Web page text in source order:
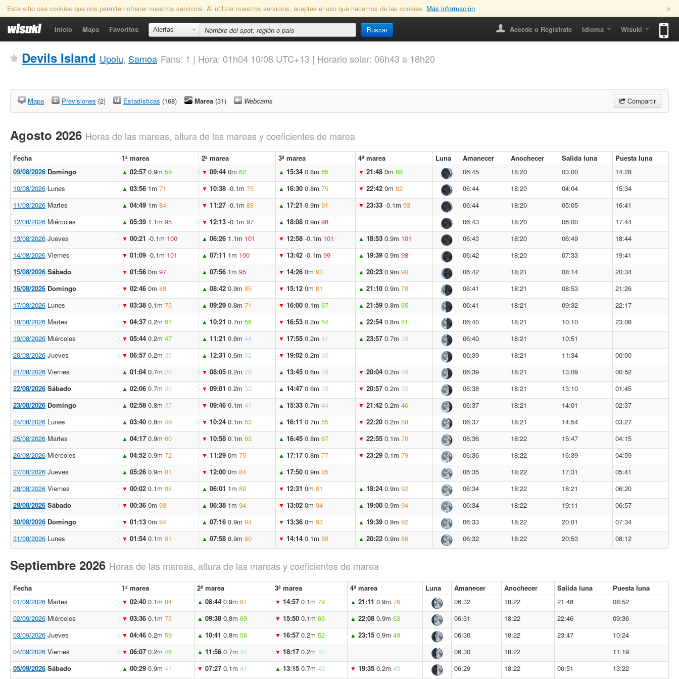
×
Este sitio usa cookies que nos permiten ofrecer nuestros servicios. Al utilizar nuestros servicios, aceptas el uso que hacemos de las cookies. Más información
Inicio Mapa Favoritos Alertas Buscar Accede o Regístrate Idioma Wisuki
Devils Island Upolu, Samoa Fans: 1 | Hora: 01h04 10/08 UTC+13 | Horario solar: 06h43 a 18h20
Mapa Previsiones (2) Estadísticas (168) Marea (31) Webcams Compartir
Agosto 2026 Horas de las mareas, altura de las mareas y coeficientes de marea
Fecha 1ª marea 2ª marea 3ª marea 4ª marea Luna Amanecer Anochecer Salida luna
Puesta luna
09/08/2026 Domingo ▲ 02:57 0.9m 59 ▼ 09:44 0m 62 ▲ 15:34 0.8m 65 ▼ 21:48 0m 68 06:45 18:20 03:00
14:28
10/08/2026 Lunes ▲ 03:56 1m 71 ▼ 10:38 -0.1m 75 ▲ 16:30 0.8m 79 ▼ 22:42 0m 82 06:44 18:20 04:04
15:34
11/08/2026 Martes ▲ 04:49 1m 84 ▼ 11:27 -0.1m 88 ▲ 17:21 0.9m 91 ▼ 23:33 -0.1m 93 06:44 18:20 05:05
16:41
12/08/2026 Miércoles ▲ 05:39 1.1m 95 ▼ 12:13 -0.1m 97 ▲ 18:08 0.9m 98 06:43 18:20 06:00
17:44
13/08/2026 Jueves ▼ 00:21 -0.1m 100 ▲ 06:26 1.1m 101 ▼ 12:58 -0.1m 101 ▲ 18:53 0.9m 101 06:43 18:20 06:49
18:44
14/08/2026 Viernes ▼ 01:09 -0.1m 101 ▲ 07:11 1m 100 ▼ 13:42 -0.1m 99 ▲ 19:39 0.9m 98 06:42 18:20 07:33
19:41
15/08/2026 Sábado ▼ 01:56 0m 97 ▲ 07:56 1m 95 ▼ 14:26 0m 93 ▲ 20:23 0.9m 90 06:42 18:21 08:14
20:34
16/08/2026 Domingo ▼ 02:46 0m 88 ▲ 08:42 0.9m 85 ▼ 15:12 0m 81 ▲ 21:10 0.9m 78 06:41 18:21 08:53
21:26
17/08/2026 Lunes ▼ 03:38 0.1m 75 ▲ 09:29 0.8m 71 ▼ 16:00 0.1m 67 ▲ 21:59 0.8m 65 06:41 18:21 09:32
22:17
18/08/2026 Martes ▼ 04:37 0.2m 61 ▲ 10:21 0.7m 58 ▼ 16:53 0.2m 54 ▲ 22:54 0.8m 51 06:40 18:21 10:10
23:08
19/08/2026 Miércoles ▼ 05:44 0.2m 47 ▲ 11:21 0.6m 44 ▼ 17:55 0.2m 41 ▲ 23:57 0.7m 38 06:40 18:21
10:51
20/08/2026 Jueves ▼ 06:57 0.2m 35 ▲ 12:31 0.6m 32 ▼ 19:02 0.2m 30 06:39 18:21 11:34
00:00
21/08/2026 Viernes ▲ 01:04 0.7m 29 ▼ 08:05 0.2m 29 ▲ 13:45 0.6m 29 ▼ 20:04 0.2m 29 06:39 18:21 13:09
00:52
22/08/2026 Sábado ▲ 02:06 0.7m 30 ▼ 09:01 0.2m 32 ▲ 14:47 0.6m 33 ▼ 20:57 0.2m 35 06:38 18:21 13:10
01:45
23/08/2026 Domingo ▲ 02:58 0.8m 37 ▼ 09:46 0.1m 41 ▲ 15:33 0.7m 44 ▼ 21:42 0.2m 46 06:37 18:21 14:01
02:37
24/08/2026 Lunes ▲ 03:40 0.8m 49 ▼ 10:24 0.1m 53 ▲ 16:11 0.7m 55 ▼ 22:20 0.2m 58 06:37 18:21 14:54
03:27
25/08/2026 Martes ▲ 04:17 0.9m 60 ▼ 10:58 0.1m 63 ▲ 16:45 0.8m 67 ▼ 22:55 0.1m 70 06:36 18:22 15:47
04:15
26/08/2026 Miércoles ▲ 04:52 0.9m 72 ▼ 11:29 0m 75 ▲ 17:17 0.8m 77 ▼ 23:29 0.1m 79 06:36 18:22 16:39
04:59
27/08/2026 Jueves ▲ 05:26 0.9m 81 ▼ 12:00 0m 84 ▲ 17:50 0.9m 85 06:35 18:22 17:31
05:41
28/08/2026 Viernes ▼ 00:02 0.1m 88 ▲ 06:01 1m 89 ▼ 12:31 0m 91 ▲ 18:24 0.9m 92 06:34 18:22 18:21
06:20
29/08/2026 Sábado ▼ 00:36 0m 93 ▲ 06:38 1m 94 ▼ 13:02 0m 94 ▲ 19:00 0.9m 94 06:34 18:22 19:11
06:57
30/08/2026 Domingo ▼ 01:13 0m 94 ▲ 07:16 0.9m 94 ▼ 13:36 0m 93 ▲ 19:39 0.9m 92 06:33 18:22 20:01
07:34
31/08/2026 Lunes ▼ 01:54 0.1m 91 ▲ 07:58 0.9m 90 ▼ 14:14 0.1m 88 ▲ 20:22 0.9m 86 06:32 18:22 20:53 08:12
Septiembre 2026 Horas de las mareas, altura de las mareas y coeficientes de marea
Fecha 1ª marea 2ª marea 3ª marea 4ª marea Luna Amanecer Anochecer Salida luna
Puesta luna
01/09/2026 Martes ▼ 02:40 0.1m 84 ▲ 08:44 0.9m 81 ▼ 14:57 0.1m 79 ▲ 21:11 0.9m 76 06:32 18:22 21:48
08:52
02/09/2026 Miércoles ▼ 03:36 0.1m 73 ▲ 09:38 0.8m 69 ▼ 15:50 0.1m 66 ▲ 22:08 0.9m 63 06:31 18:22 22:46
09:36
03/09/2026 Jueves ▼ 04:46 0.2m 59 ▲ 10:41 0.8m 56 ▼ 16:57 0.2m 52 ▲ 23:15 0.9m 49 06:30 18:22 23:47
10:24
04/09/2026 Viernes ▼ 06:07 0.2m 46 ▲ 11:56 0.7m 44 ▼ 18:17 0.2m 42 06:30 18:22
11:19
05/09/2026 Sábado ▲ 00:29 0.9m 41 ▼ 07:27 0.1m 41 ▲ 13:15 0.7m 42 ▼ 19:35 0.2m 43 06:29 18:22 00:51 13:22